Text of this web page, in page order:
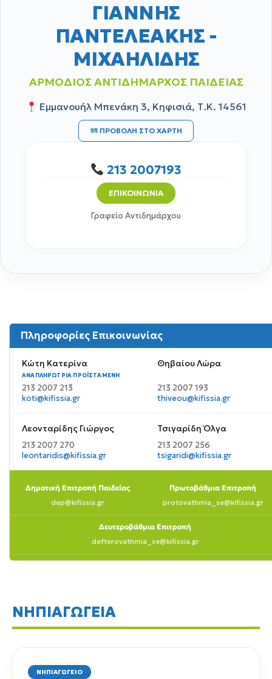
ΓΙΑΝΝΗΣ
ΠΑΝΤΕΛΕΑΚΗΣ -
ΜΙΧΑΗΛΙΔΗΣ
ΑΡΜΟΔΙΟΣ ΑΝΤΙΔΗΜΑΡΧΟΣ ΠΑΙΔΕΙΑΣ
Εμμανουήλ Μπενάκη 3, Κηφισιά, Τ.Κ. 14561
ΠΡΟΒΟΛΗ ΣΤΟ ΧΑΡΤΗ
213 2007193
ΕΠΙΚΟΙΝΩΝΙΑ
Γραφείο Αντιδημάρχου
Πληροφορίες Επικοινωνίας
Κώτη Κατερίνα
ΑΝΑΠΛΗΡΏΤΡΙΑ ΠΡΟΪΣΤΑΜΈΝΗ
213 2007 213
koti@kifissia.gr
Θηβαίου Λώρα
213 2007 193
thiveou@kifissia.gr
Λεονταρίδης Γιώργος
213 2007 270
leontaridis@kifissia.gr
Τσιγαρίδη Όλγα
213 2007 256
tsigaridi@kifissia.gr
Δημοτική Επιτροπή Παιδείας
dep@kifissia.gr
Πρωτοβάθμια Επιτροπή
protovathmia_se@kifissia.gr
Δευτεροβάθμια Επιτροπή
defterovathmia_se@kifissia.gr
ΝΗΠΙΑΓΩΓΕΙΑ
ΝΗΠΙΑΓΩΓΕΙΟ